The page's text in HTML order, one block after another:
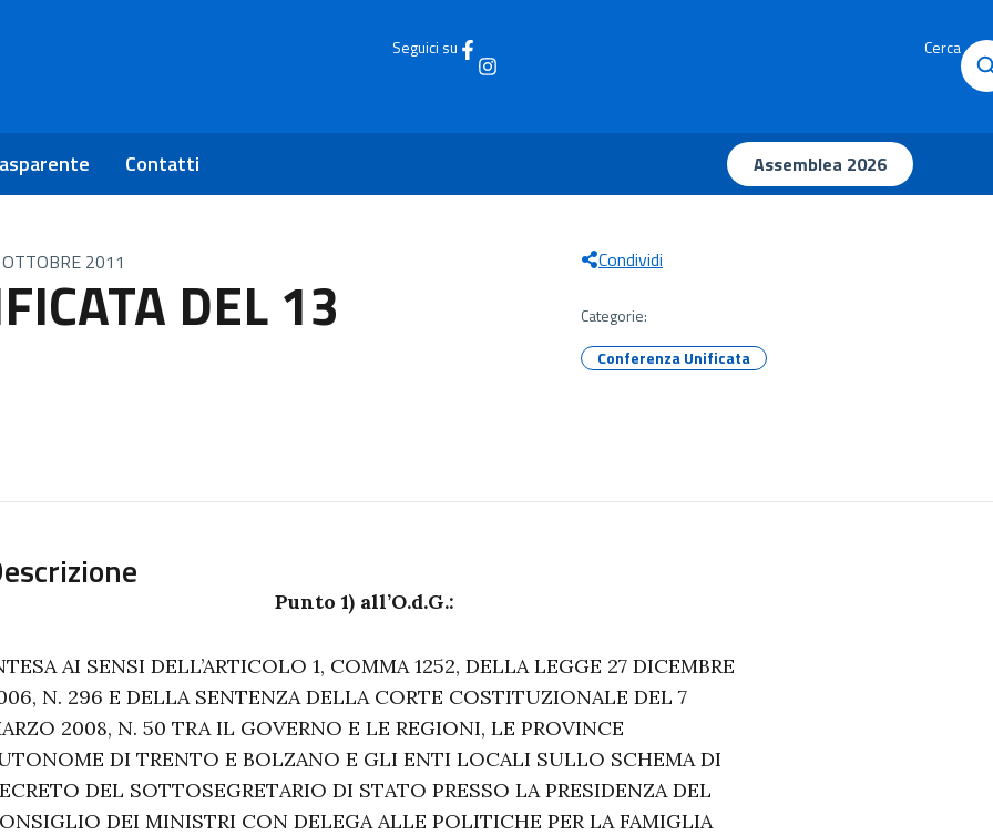
Seguici su Cerca
Contatti Assemblea 2026
2011
DEL 13
Condividi
Categorie:
Conferenza Unificata
Punto 1) all’O.d.G.:
AI SENSI DELL’ARTICOLO 1, COMMA 1252, DELLA LEGGE 27 DICEMBRE
N. 296 E DELLA SENTENZA DELLA CORTE COSTITUZIONALE DEL 7
2008, N. 50 TRA IL GOVERNO E LE REGIONI, LE PROVINCE
DI TRENTO E BOLZANO E GLI ENTI LOCALI SULLO SCHEMA DI
DEL SOTTOSEGRETARIO DI STATO PRESSO LA PRESIDENZA DEL
DEI MINISTRI CON DELEGA ALLE POLITICHE PER LA FAMIGLIA